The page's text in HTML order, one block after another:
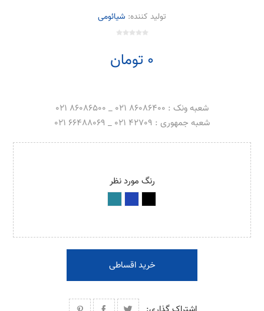
تولید کننده: شیائومی
0 تومان
شعبه ونک : 86086400 021 _ 86086500 021
شعبه جمهوری : 42709 021 _ 66488069 021
رنگ مورد نظر
خرید اقساطی